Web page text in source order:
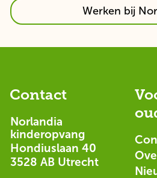
leuk:
je
dit
Misschien
vind
Werken bij
Contact
Norlandia
kinderopvang
Hondiuslaan 40
3528 AB Utrecht